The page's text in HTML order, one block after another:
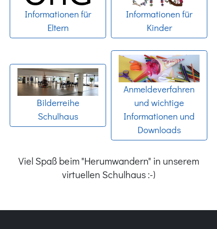
Informationen für
Eltern
Informationen für
Kinder
Bilderreihe
Schulhaus
Anmeldeverfahren
und wichtige
Informationen und
Downloads
Viel Spaß beim "Herumwandern" in unserem
virtuellen Schulhaus :-)